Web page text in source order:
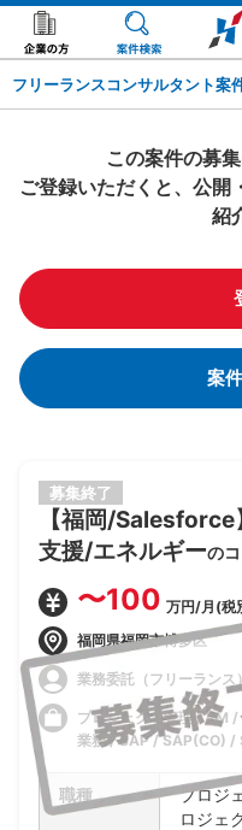
フリーランスコンサルタント案
この案件の募
ご登録いただくと、公開
紹
案
募集終了
【福岡/
支援/エネルギーの
〜100 万円/月(税
福岡県福岡市博多区
業務委託（フリーランス
プロジェクト管理 / PM
業務 / SAP / SAP(CO) /
職種
プロジ
ロジェ